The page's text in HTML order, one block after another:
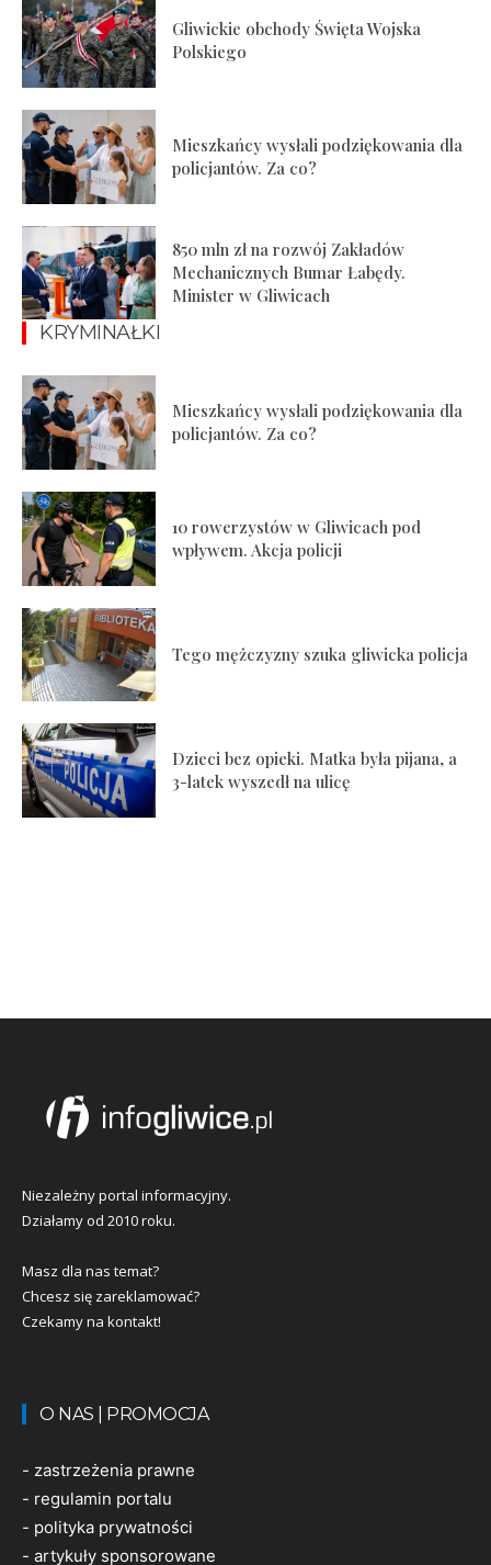
Gliwickie obchody Święta Wojska
Polskiego
Mieszkańcy wysłali podziękowania dla
policjantów. Za co?
850 mln zł na rozwój Zakładów
Mechanicznych Bumar Łabędy.
Minister w Gliwicach
KRYMINAŁKI
Mieszkańcy wysłali podziękowania dla
policjantów. Za co?
10 rowerzystów w Gliwicach pod
wpływem. Akcja policji
Tego mężczyzny szuka gliwicka policja
Dzieci bez opieki. Matka była pijana, a
3-latek wyszedł na ulicę
Niezależny portal informacyjny.
Działamy od 2010 roku.
Masz dla nas temat?
Chcesz się zareklamować?
Czekamy na kontakt!
O NAS | PROMOCJA
- zastrzeżenia prawne
- regulamin portalu
- polityka prywatności
- artykuły sponsorowane